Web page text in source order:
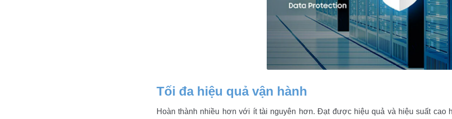
Tối đa hiệu quả vận hành
Hoàn thành nhiều hơn với ít tài nguyên hơn. Đạt được hiệu quả và hiệu suất